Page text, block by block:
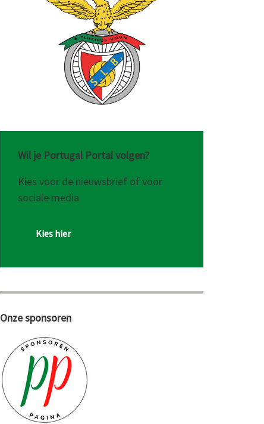
Wil je Portugal Portal volgen?
Kies voor de nieuwsbrief of voor
sociale media
Kies hier
Onze sponsoren